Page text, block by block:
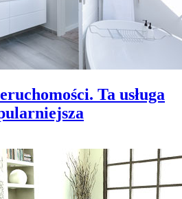
Ta usługa